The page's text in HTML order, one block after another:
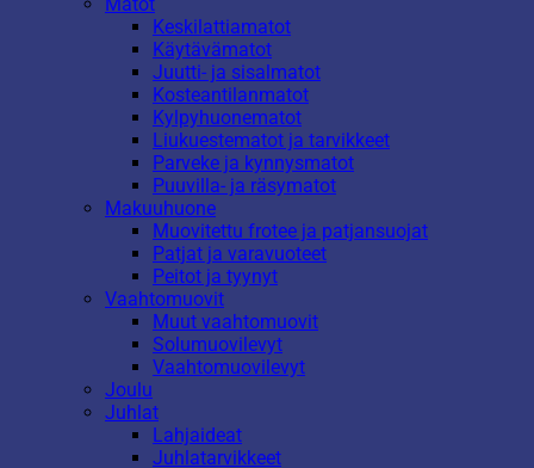
Matot
Keskilattiamatot
Käytävämatot
Juutti- ja sisalmatot
Kosteantilanmatot
Kylpyhuonematot
Liukuestematot ja tarvikkeet
Parveke ja kynnysmatot
Puuvilla- ja räsymatot
Makuuhuone
Muovitettu frotee ja patjansuojat
Patjat ja varavuoteet
Peitot ja tyynyt
Vaahtomuovit
Muut vaahtomuovit
Solumuovilevyt
Vaahtomuovilevyt
Joulu
Juhlat
Lahjaideat
Juhlatarvikkeet